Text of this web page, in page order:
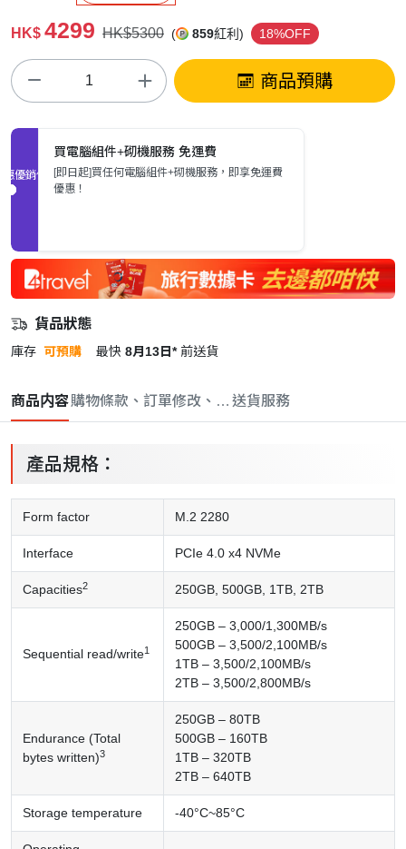
HK$ 4299 HK$5300 ( 859紅利) 18%OFF
商品預購
促銷優惠
買電腦組件+砌機服務 免運費
[即日起]買任何電腦組件+砌機服務，即享免運費
優惠！
貨品狀態
庫存 可預購 最快 8月13日* 前送貨
商品内容購物條款、訂單修改、取消與退款政策
送貨服務
產品規格：
Form factor M.2 2280
Interface PCIe 4.0 x4 NVMe
Capacities2 250GB, 500GB, 1TB, 2TB
Sequential read/write1
250GB – 3,000/1,300MB/s
500GB – 3,500/2,100MB/s
1TB – 3,500/2,100MB/s
2TB – 3,500/2,800MB/s
Endurance (Total
bytes written)3
250GB – 80TB
500GB – 160TB
1TB – 320TB
2TB – 640TB
Storage temperature -40°C~85°C